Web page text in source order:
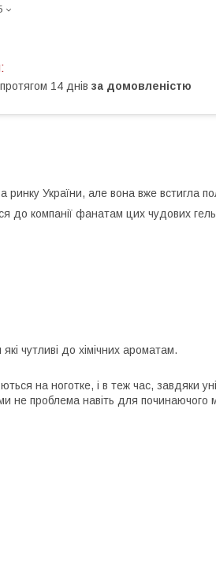
14 днів за домовленістю
України, але вона вже встигла
до компанії фанатам цих чудових
чутливі до хімічних ароматам.
на ноготке, і в теж час, завдяки
не проблема навіть для починаючого